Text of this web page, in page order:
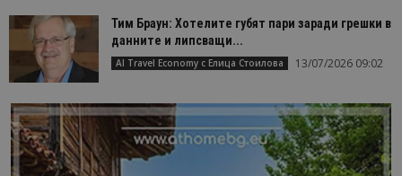
Тим Браун: Хотелите губят пари заради грешки в
данните и липсващи...
AI Travel Economy с Елица Стоилова 13/07/2026 09:02